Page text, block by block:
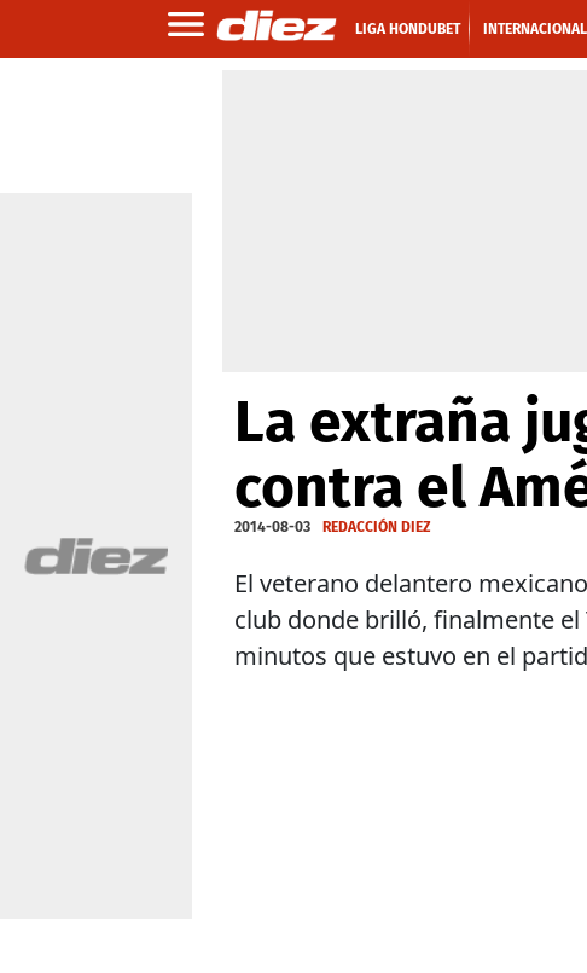
LIGA HONDUBET
La extraña
contra el
2014-08-03 REDACCIÓN DIEZ
El veterano delantero
club donde brilló, finalmente
minutos que estuvo en el